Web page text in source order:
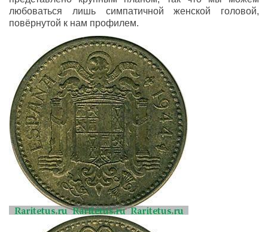
любоваться лишь симпатичной женской головой,
повёрнутой к нам профилем.